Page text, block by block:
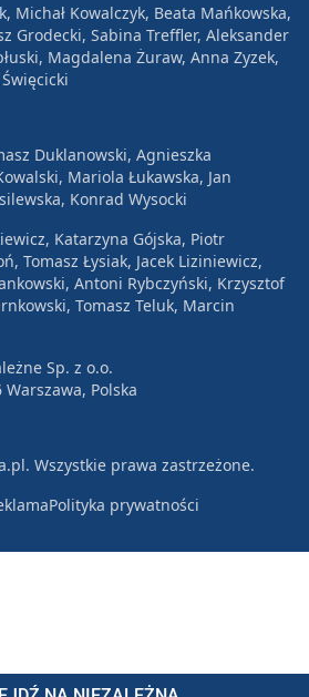
Michał Kowalczyk, Beata Mańkowska,
Grodecki, Sabina Treffler, Aleksander
Magdalena Żuraw, Anna Zyzek,
Duklanowski, Agnieszka
Mariola Łukawska, Jan
Konrad Wysocki
Katarzyna Gójska, Piotr
Tomasz Łysiak, Jacek Liziniewicz,
Antoni Rybczyński, Krzysztof
Tomasz Teluk, Marcin
Sp. z o.o.
Polska
Wszystkie prawa zastrzeżone.
Polityka prywatności